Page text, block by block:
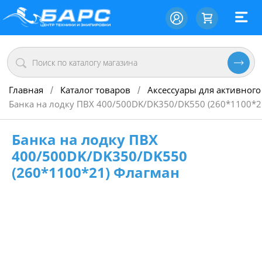
Главная / Каталог товаров / Аксессуары для
Банка на лодку ПВХ 400/500DK/DK350/DK550
Банка на лодку ПВХ
400/500DK/DK350/DK550
(260*1100*21) Флагман